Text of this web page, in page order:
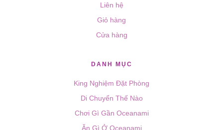
Liên hệ
Giỏ hàng
Cửa hàng
DANH MỤC
King Nghiệm Đặt Phòng
Di Chuyển Thế Nào
Chơi Gì Gần Oceanami
Ăn Gì Ở Oceanami